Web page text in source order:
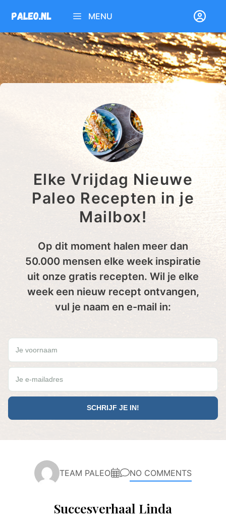
naar
de
inhoud
MENU
Elke Vrijdag Nieuwe
Paleo Recepten in je
Mailbox!
Op dit moment halen meer dan
50.000 mensen elke week inspiratie
uit onze gratis recepten. Wil je elke
week een nieuw recept ontvangen,
vul je naam en e-mail in:
Wil jij elke vrijdag een gratis Paleo recept ontvangen?
Je voornaam
Je e-mailadres
TEAM PALEO NO COMMENTS
Succesverhaal Linda